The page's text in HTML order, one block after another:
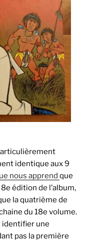
identique aux 9
nous apprend que
édition de l’album,
la quatrième de
du 18e volume.
une
pas la première